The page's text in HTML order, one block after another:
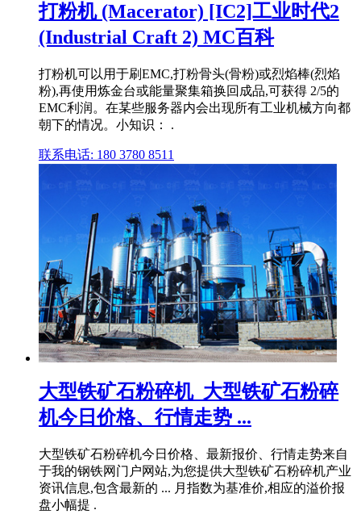
打粉机 (Macerator) [IC2]工业时代2
(Industrial Craft 2) MC百科
打粉机可以用于刷EMC,打粉骨头(骨粉)或烈焰棒(烈焰
粉),再使用炼金台或能量聚集箱换回成品,可获得 2/5的
EMC利润。在某些服务器内会出现所有工业机械方向都
朝下的情况。小知识： .
联系电话: 180 3780 8511
大型铁矿石粉碎机_大型铁矿石粉碎
机今日价格、行情走势 ...
大型铁矿石粉碎机今日价格、最新报价、行情走势来自
于我的钢铁网门户网站,为您提供大型铁矿石粉碎机产业
资讯信息,包含最新的 ... 月指数为基准价,相应的溢价报
盘小幅提 .